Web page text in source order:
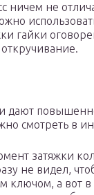
ничем не
гайки
дают
смотреть в
затяжки
не видел,
ключом, а вот в